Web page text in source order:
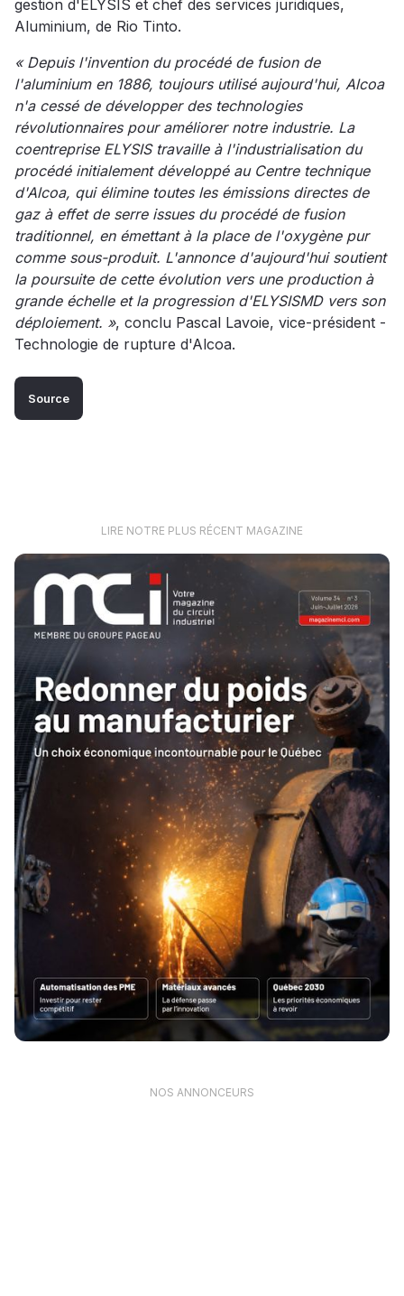
gestion d'ELYSIS et chef des services juridiques,
Aluminium, de Rio Tinto.
« Depuis l'invention du procédé de fusion de
l'aluminium en 1886, toujours utilisé aujourd'hui, Alcoa
n'a cessé de développer des technologies
révolutionnaires pour améliorer notre industrie. La
coentreprise ELYSIS travaille à l'industrialisation du
procédé initialement développé au Centre technique
d'Alcoa, qui élimine toutes les émissions directes de
gaz à effet de serre issues du procédé de fusion
traditionnel, en émettant à la place de l'oxygène pur
comme sous-produit. L'annonce d'aujourd'hui soutient
la poursuite de cette évolution vers une production à
grande échelle et la progression d'ELYSISMD vers son
déploiement. », conclu Pascal Lavoie, vice-président -
Technologie de rupture d'Alcoa.
Source
LIRE NOTRE PLUS RÉCENT MAGAZINE
NOS ANNONCEURS